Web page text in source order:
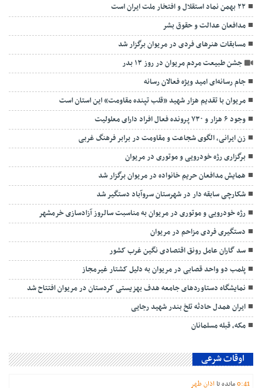
۲۲ بهمن نماد استقلال و افتخار ملت ایران است
مدافعان عدالت و حقوق بشر
مسابقات هنرهای فردی در مریوان برگزار شد
جشن طبیعت مردم مریوان در روز ۱۳ بدر
جام رسانه‌ای امید ویژه فعالان رسانه
مریوان با تقدیم هزار شهید «قلب تپنده مقاومت» این استان است
وجود ۶ هزار و ۷۳۰ پرونده فعال افراد دارای معلولیت
زن ایرانی، الگوی شجاعت و مقاومت در برابر فرهنگ غربی
برگزاری رژه خودرویی و موتوری در مریوان
همایش مدافعان حریم خانواده در مریوان برگزار شد
شکارچی سابقه دار در شهرستان سروآباد دستگیر شد
رژه خودرویی و موتوری در مریوان به مناسبت سالروز آزادسازی خرمشهر
دستگیری فردی مزاحم در مریوان
سد گاران عامل رونق اقتصادی نگین غرب کشور
پلمب دو واحد قصابی در مریوان به دلیل کشتار غیرمجاز
نمایشگاه دستاوردهای جامعه هدف بهزیستی کردستان در مریوان افتتاح شد
ایران همدل حادثه تلخ بندر شهید رجایی
مکه، قبله مسلمانان
اوقات شرعی
0:41 مانده تا اذان ظهر